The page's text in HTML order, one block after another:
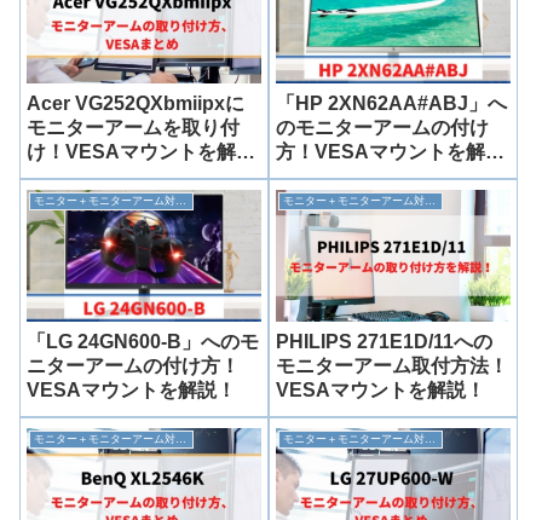
Acer VG252QXbmiipxに
モニターアームを取り付
け！VESAマウントを解
説！
「HP 2XN62AA#ABJ」へ
のモニターアームの付け
方！VESAマウントを解
説！
モニター＋モニターアーム対応情報
「LG 24GN600-B」へのモ
ニターアームの付け方！
VESAマウントを解説！
モニター＋モニターアーム対応情報
PHILIPS 271E1D/11への
モニターアーム取付方法！
VESAマウントを解説！
モニター＋モニターアーム対応情報 モニター＋モニターアーム対応情報